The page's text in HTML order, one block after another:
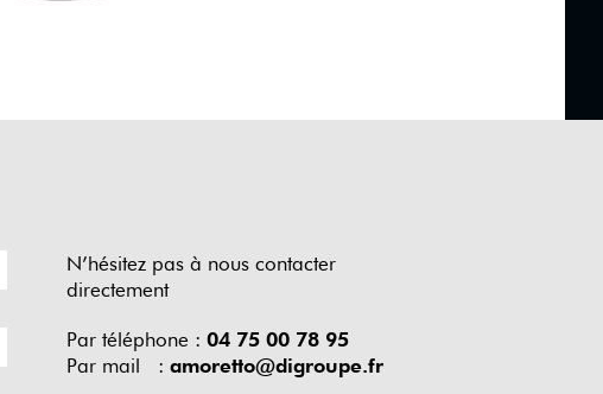
N’hésitez pas à nous contacter
directement
Par téléphone : 04 75 00 78 95
Par mail : amoretto@digroupe.fr